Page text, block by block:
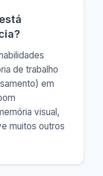
de trabalho
em
visual,
muitos outros